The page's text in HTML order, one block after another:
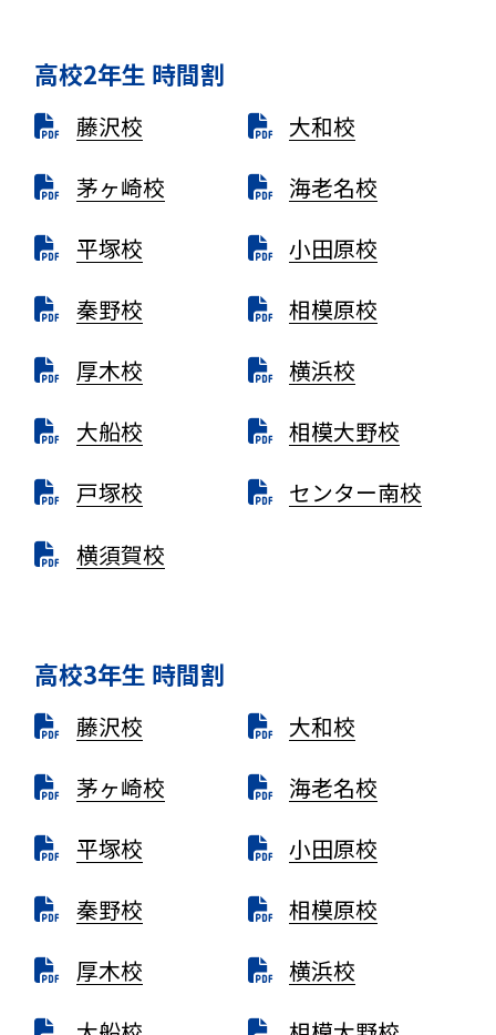
高校2年生 時間割
藤沢校
大和校
茅ヶ崎校
海老名校
平塚校
小田原校
秦野校
相模原校
厚木校
横浜校
大船校
相模大野校
戸塚校
センター南校
横須賀校
高校3年生 時間割
藤沢校
大和校
茅ヶ崎校
海老名校
平塚校
小田原校
秦野校
相模原校
厚木校
横浜校